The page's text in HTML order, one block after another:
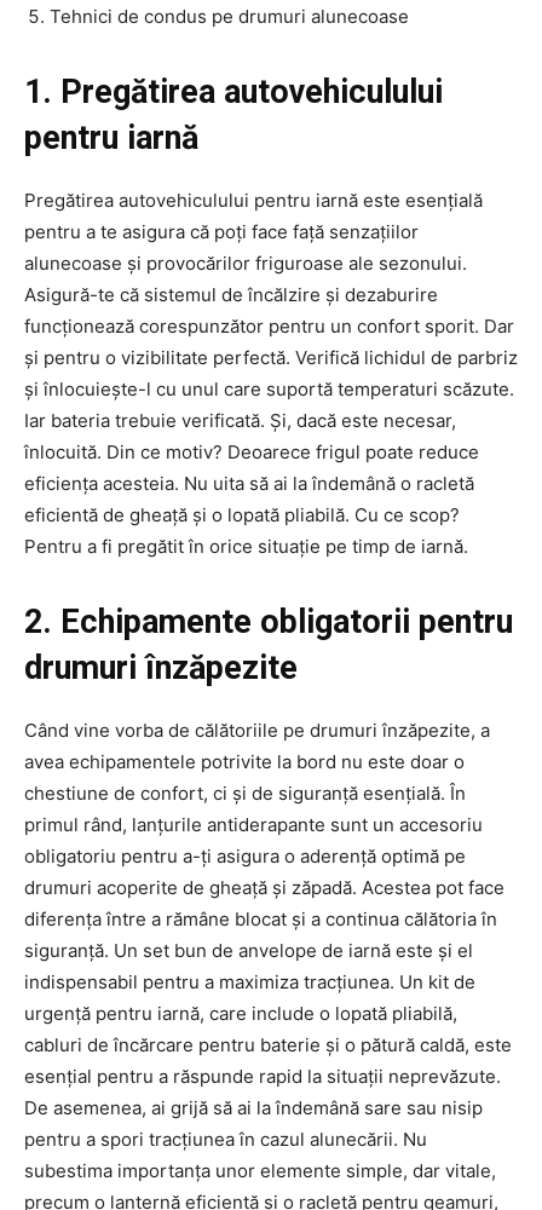
Tehnici de condus pe drumuri alunecoase
1. Pregătirea autovehiculului
pentru iarnă
Pregătirea autovehiculului pentru iarnă este esențială
pentru a te asigura că poți face față senzațiilor
alunecoase și provocărilor friguroase ale sezonului.
Asigură-te că sistemul de încălzire și dezaburire
funcționează corespunzător pentru un confort sporit. Dar
și pentru o vizibilitate perfectă. Verifică lichidul de parbriz
și înlocuiește-l cu unul care suportă temperaturi scăzute.
Iar bateria trebuie verificată. Și, dacă este necesar,
înlocuită. Din ce motiv? Deoarece frigul poate reduce
eficiența acesteia. Nu uita să ai la îndemână o racletă
eficientă de gheață și o lopată pliabilă. Cu ce scop?
Pentru a fi pregătit în orice situație pe timp de iarnă.
2. Echipamente obligatorii pentru
drumuri înzăpezite
Când vine vorba de călătoriile pe drumuri înzăpezite, a
avea echipamentele potrivite la bord nu este doar o
chestiune de confort, ci și de siguranță esențială. În
primul rând, lanțurile antiderapante sunt un accesoriu
obligatoriu pentru a-ți asigura o aderență optimă pe
drumuri acoperite de gheață și zăpadă. Acestea pot face
diferența între a rămâne blocat și a continua călătoria în
siguranță. Un set bun de anvelope de iarnă este și el
indispensabil pentru a maximiza tracțiunea. Un kit de
urgență pentru iarnă, care include o lopată pliabilă,
cabluri de încărcare pentru baterie și o pătură caldă, este
esențial pentru a răspunde rapid la situații neprevăzute.
De asemenea, ai grijă să ai la îndemână sare sau nisip
pentru a spori tracțiunea în cazul alunecării. Nu
subestima importanța unor elemente simple, dar vitale,
precum o lanternă eficientă și o racletă pentru geamuri,